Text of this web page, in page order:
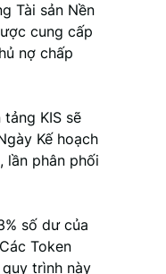
Tài sản Nền
cung cấp
nợ chấp
KIS sẽ
Kế hoạch
lần phân phối
số dư của
Token
trình này